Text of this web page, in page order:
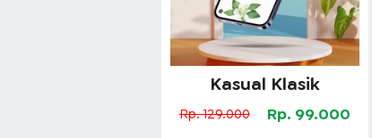
Kasual Klasik
Rp. 129.000 Rp. 99.000